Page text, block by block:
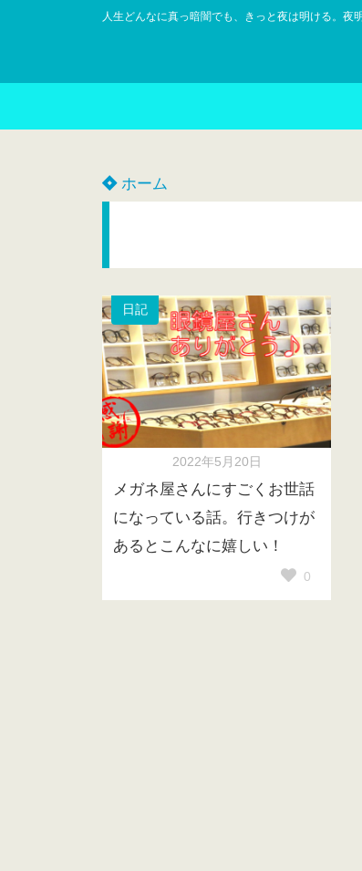
人生どんなに真っ暗闇でも、きっと夜は明ける。夜
ホーム
日記
2022年5月20日
メガネ屋さんにすごくお世話
になっている話。行きつけが
あるとこんなに嬉しい！
0